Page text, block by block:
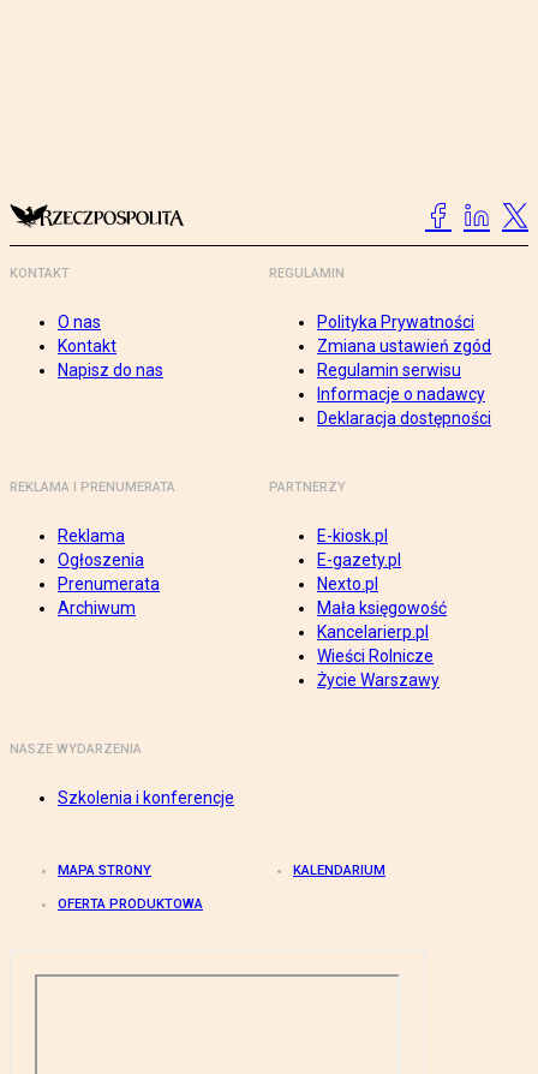
KONTAKT
O nas
Kontakt
Napisz do nas
REGULAMIN
Polityka Prywatności
Zmiana ustawień zgód
Regulamin serwisu
Informacje o nadawcy
Deklaracja dostępności
REKLAMA I PRENUMERATA
Reklama
Ogłoszenia
Prenumerata
Archiwum
PARTNERZY
E-kiosk.pl
E-gazety.pl
Nexto.pl
Mała księgowość
Kancelarierp.pl
Wieści Rolnicze
Życie Warszawy
NASZE WYDARZENIA
Szkolenia i konferencje
MAPA STRONY KALENDARIUM
OFERTA PRODUKTOWA